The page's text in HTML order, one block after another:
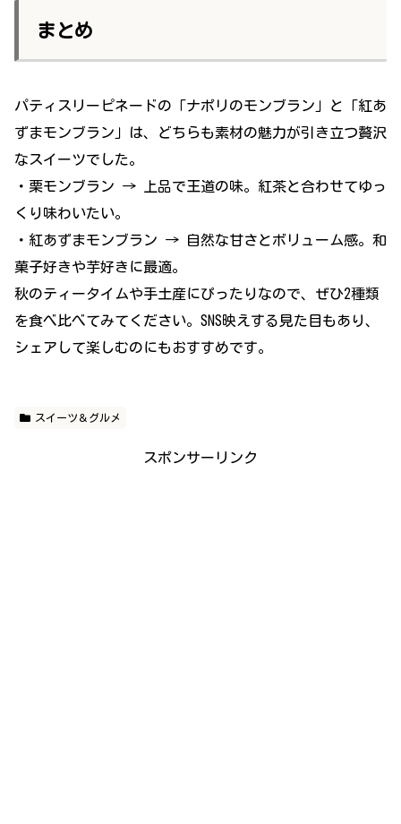
まとめ
パティスリーピネードの「ナポリのモンブラン」と「紅あ
ずまモンブラン」は、どちらも素材の魅力が引き立つ贅沢
なスイーツでした。
・栗モンブラン → 上品で王道の味。紅茶と合わせてゆっ
くり味わいたい。
・紅あずまモンブラン → 自然な甘さとボリューム感。和
菓子好きや芋好きに最適。
秋のティータイムや手土産にぴったりなので、ぜひ2種類
を食べ比べてみてください。SNS映えする見た目もあり、
シェアして楽しむのにもおすすめです。
スイーツ＆グルメ
スポンサーリンク